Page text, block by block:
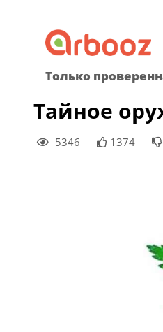
content
Только
Тайное
5346 1374